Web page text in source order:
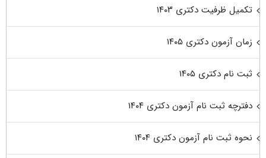
تکمیل ظرفیت دکتری ۱۴۰۳
زمان آزمون دکتری ۱۴۰۵
ثبت نام دکتری ۱۴۰۵
دفترچه ثبت نام آزمون دکتری ۱۴۰۴
نحوه ثبت نام آزمون دکتری ۱۴۰۴